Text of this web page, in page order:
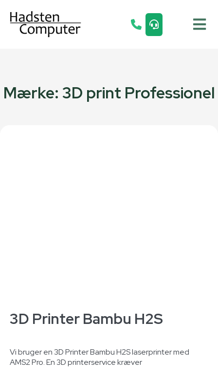
Mærke: 3D print Professionel
3D Printer Bambu H2S
Vi bruger en 3D Printer Bambu H2S laserprinter med
AMS2 Pro. En 3D printerservice kræver